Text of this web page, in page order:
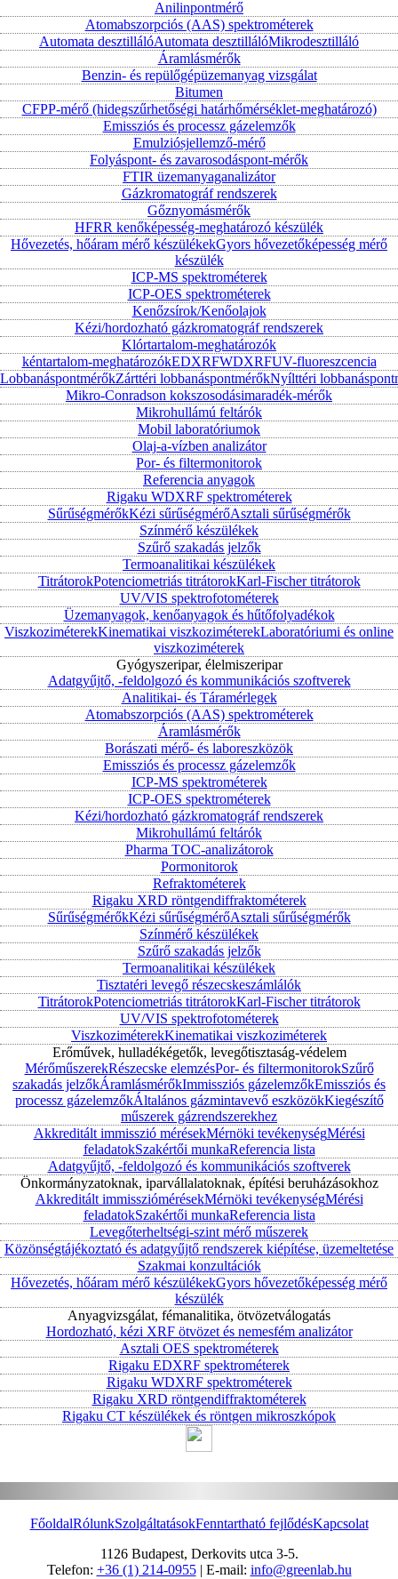
Anilinpontmérő
Atomabszorpciós (AAS) spektrométerek
Automata desztillálóAutomata desztillálóMikrodesztilláló
Áramlásmérők
Benzin- és repülőgépüzemanyag vizsgálat
Bitumen
CFPP-mérő (hidegszűrhetőségi határhőmérséklet-meghatározó)
Emissziós és processz gázelemzők
Emulziósjellemző-mérő
Folyáspont- és zavarosodáspont-mérők
FTIR üzemanyaganalizátor
Gázkromatográf rendszerek
Gőznyomásmérők
HFRR kenőképesség-meghatározó készülék
Hővezetés, hőáram mérő készülékekGyors hővezetőképesség mérő
készülék
ICP-MS spektrométerek
ICP-OES spektrométerek
Kenőzsírok/Kenőolajok
Kézi/hordozható gázkromatográf rendszerek
Klórtartalom-meghatározók
kéntartalom-meghatározókEDXRFWDXRFUV-fluoreszcencia
LobbanáspontmérőkZárttéri lobbanáspontmérőkNyílttéri
Mikro-Conradson kokszosodásimaradék-mérők
Mikrohullámú feltárók
Mobil laboratóriumok
Olaj-a-vízben analizátor
Por- és filtermonitorok
Referencia anyagok
Rigaku WDXRF spektrométerek
SűrűségmérőkKézi sűrűségmérőAsztali sűrűségmérők
Színmérő készülékek
Szűrő szakadás jelzők
Termoanalitikai készülékek
TitrátorokPotenciometriás titrátorokKarl-Fischer titrátorok
UV/VIS spektrofotométerek
Üzemanyagok, kenőanyagok és hűtőfolyadékok
ViszkoziméterekKinematikai viszkoziméterekLaboratóriumi és online
viszkoziméterek
Gyógyszeripar, élelmiszeripar
Adatgyűjtő, -feldolgozó és kommunikációs szoftverek
Analitikai- és Táramérlegek
Atomabszorpciós (AAS) spektrométerek
Áramlásmérők
Borászati mérő- és laboreszközök
Emissziós és processz gázelemzők
ICP-MS spektrométerek
ICP-OES spektrométerek
Kézi/hordozható gázkromatográf rendszerek
Mikrohullámú feltárók
Pharma TOC-analizátorok
Pormonitorok
Refraktométerek
Rigaku XRD röntgendiffraktométerek
SűrűségmérőkKézi sűrűségmérőAsztali sűrűségmérők
Színmérő készülékek
Szűrő szakadás jelzők
Termoanalitikai készülékek
Tisztatéri levegő részecskeszámlálók
TitrátorokPotenciometriás titrátorokKarl-Fischer titrátorok
UV/VIS spektrofotométerek
ViszkoziméterekKinematikai viszkoziméterek
Erőművek, hulladékégetők, levegőtisztaság-védelem
MérőműszerekRészecske elemzésPor- és filtermonitorokSzűrő
szakadás jelzőkÁramlásmérőkImmissziós gázelemzőkEmissziós és
processz gázelemzőkÁltalános gázmintavevő eszközökKiegészítő
műszerek gázrendszerekhez
Akkreditált immisszió mérésekMérnöki tevékenységMérési
feladatokSzakértői munkaReferencia lista
Adatgyűjtő, -feldolgozó és kommunikációs szoftverek
Önkormányzatoknak, iparvállalatoknak, építési beruházásokhoz
Akkreditált immissziómérésekMérnöki tevékenységMérési
feladatokSzakértői munkaReferencia lista
Levegőterheltségi-szint mérő műszerek
Közönségtájékoztató és adatgyűjtő rendszerek kiépítése, üzemeltetése
Szakmai konzultációk
Hővezetés, hőáram mérő készülékekGyors hővezetőképesség mérő
készülék
Anyagvizsgálat, fémanalitika, ötvözetválogatás
Hordozható, kézi XRF ötvözet és nemesfém analizátor
Asztali OES spektrométerek
Rigaku EDXRF spektrométerek
Rigaku WDXRF spektrométerek
Rigaku XRD röntgendiffraktométerek
Rigaku CT készülékek és röntgen mikroszkópok
FőoldalRólunkSzolgáltatásokFenntartható fejlődésKapcsolat
1126 Budapest, Derkovits utca 3-5.
Telefon: +36 (1) 214-0955| E-mail: info@greenlab.hu